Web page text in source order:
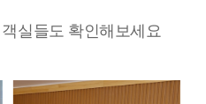
실들도 확인해보세요